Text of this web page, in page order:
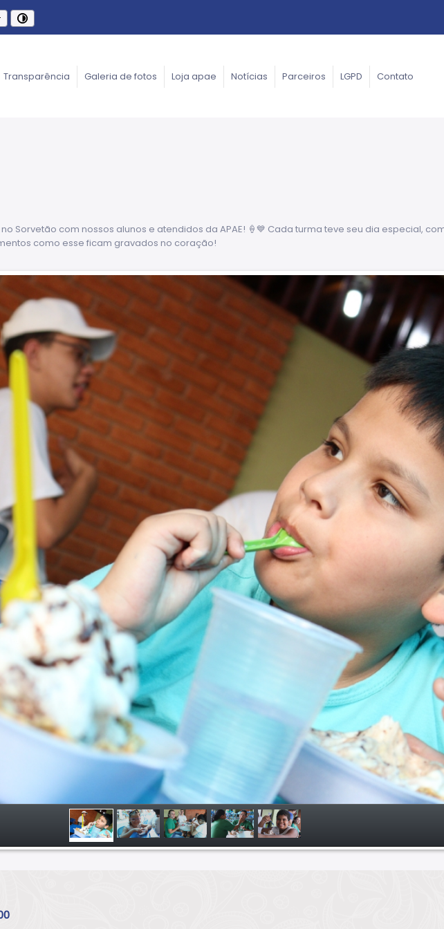
Transparência Galeria de fotos Loja apae Notícias Parceiros LGPD Contato
Sorvetão com nossos alunos e atendidos da APAE! 🍦💙 Cada turma teve seu dia especial,
como esse ficam gravados no coração!